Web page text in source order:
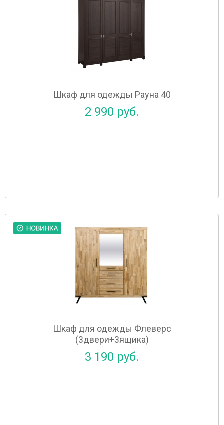
Шкаф для одежды Рауна 40
2 990 руб.
Шкаф для одежды Флеверс
(3двери+3ящика)
3 190 руб.